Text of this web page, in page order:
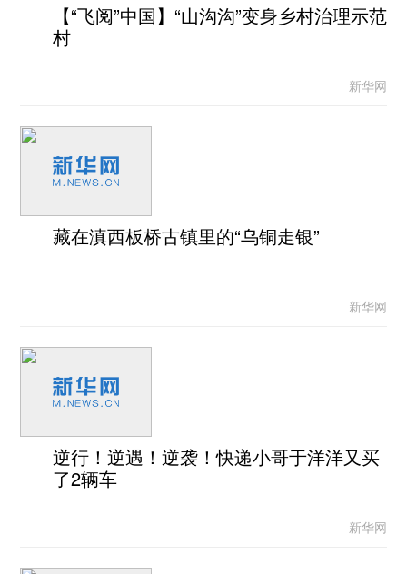
【“飞阅”中国】“山沟沟”变身乡村治理示范
村
新华网
藏在滇西板桥古镇里的“乌铜走银”
新华网
逆行！逆遇！逆袭！快递小哥于洋洋又买
了2辆车
新华网